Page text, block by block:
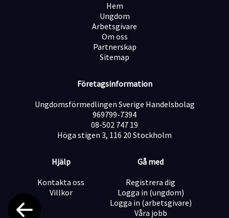
sex (6) månaders arbetslivserfarenhet som
grundkunskaper i MS Office eller likvärdigt
och inom alla kompetensområden hjälper vi människor
möjlighet att växa, utvecklas och uppnå sin fulla
potential.
Med närmare 600 000 anställda i 38 länder är Randstad
världsledande inom HR-tjänster, med målsättningen
Hem
Ungdom
Arbetsgivare
Om oss
Partnerskap
Sitemap
Företagsinformation
Ungdomsförmedlingen Sverige Handelsbolag
969799-7394
08-502 747 19
Höga stigen 3, 116 20 Stockholm
Hjälp
Kontakta oss
Villkor
Gå med
Registrera dig
Logga in (ungdom)
Logga in (arbetsgivare)
Våra jobb